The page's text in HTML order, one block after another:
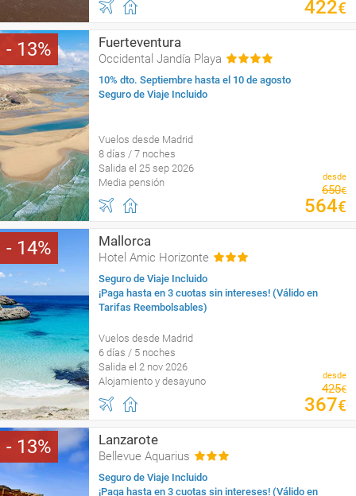
422€
13 Fuerteventura
Occidental Jandía Playa
10% dto. Septiembre hasta el 10 de agosto
Seguro de Viaje Incluido
Vuelos desde Madrid
8 días / 7 noches
Salida el 25 sep 2026
Media pensión
desde
650€
564€
14 Mallorca
Hotel Amic Horizonte
Seguro de Viaje Incluido
¡Paga hasta en 3 cuotas sin intereses! (Válido en
Tarifas Reembolsables)
Vuelos desde Madrid
6 días / 5 noches
Salida el 2 nov 2026
Alojamiento y desayuno
desde
425€
367€
13 Lanzarote
Bellevue Aquarius
Seguro de Viaje Incluido
¡Paga hasta en 3 cuotas sin intereses! (Válido en